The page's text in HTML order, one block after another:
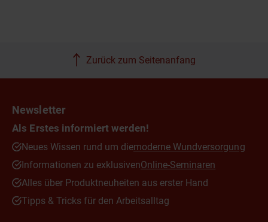
Zurück zum Seitenanfang
Newsletter
Als Erstes informiert werden!
Neues Wissen rund um diemoderne Wundversorgung
Informationen zu exklusivenOnline-Seminaren
Alles über Produktneuheiten aus erster Hand
Tipps & Tricks für den Arbeitsalltag